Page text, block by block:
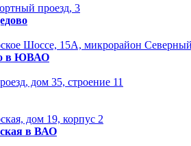
проезд, 3
Шоссе, 15А, микрорайон
в ЮВАО
дом 35, строение 11
дом 19, корпус 2
в ВАО